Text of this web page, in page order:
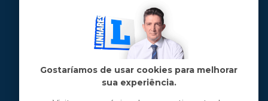
Jose Linhares Jr é maranhense.
Formado em Jornalismo, estudou filosofia
e tem pós-graduações em ciência política
e marketing político.
Gostaríamos de usar cookies para melhorar
sua experiência.